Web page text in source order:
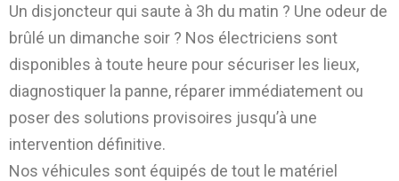
Un disjoncteur qui saute à 3h du matin ? Une odeur de
brûlé un dimanche soir ? Nos électriciens sont
disponibles à toute heure pour sécuriser les lieux,
diagnostiquer la panne, réparer immédiatement ou
poser des solutions provisoires jusqu’à une
intervention définitive.
Nos véhicules sont équipés de tout le matériel